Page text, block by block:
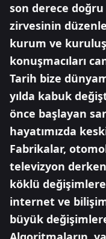
son derece
zirvesinin
kurum ve
konuşmacıları
Tarih bize
yılda kabuk
önce başlayan
hayatımızda
Fabrikalar,
televizyon
köklü
internet ve
büyük